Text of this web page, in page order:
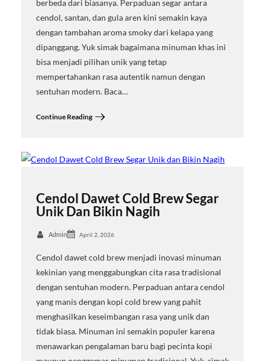
berbeda dari biasanya. Perpaduan segar antara
cendol, santan, dan gula aren kini semakin kaya
dengan tambahan aroma smoky dari kelapa yang
dipanggang. Yuk simak bagaimana minuman khas ini
bisa menjadi pilihan unik yang tetap
mempertahankan rasa autentik namun dengan
sentuhan modern. Baca…
Continue Reading
Cendol Dawet Cold Brew Segar
Unik Dan Bikin Nagih
Admin April 2, 2026
Cendol dawet cold brew menjadi inovasi minuman
kekinian yang menggabungkan cita rasa tradisional
dengan sentuhan modern. Perpaduan antara cendol
yang manis dengan kopi cold brew yang pahit
menghasilkan keseimbangan rasa yang unik dan
tidak biasa. Minuman ini semakin populer karena
menawarkan pengalaman baru bagi pecinta kopi